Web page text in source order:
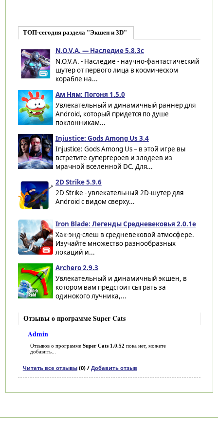
ТОП-сегодня раздела "Экшен и 3D"
N.O.V.A. — Наследие 5.8.3c
N.O.V.A. - Наследие - научно-фантастический
шутер от первого лица в космическом
корабле на...
Ам Ням: Погоня 1.5.0
Увлекательный и динамичный раннер для
Android, который придется по душе
поклонникам...
Injustice: Gods Among Us 3.4
Injustice: Gods Among Us – в этой игре вы
встретите супергероев и злодеев из
мрачной вселенной DC. Для...
2D Strike 5.9.6
2D Strike - увлекательный 2D-шутер для
Android с видом сверху...
Iron Blade: Легенды Средневековья 2.0.1e
Хак-энд-слеш в средневековой атмосфере.
Изучайте множество разнообразных
локаций и...
Archero 2.9.3
Увлекательный и динамичный экшен, в
котором вам предстоит сыграть за
одинокого лучника,...
Отзывы о программе Super Cats
Admin
Отзывов о программе Super Cats 1.0.52 пока нет, можете
добавить...
Читать все отзывы(0) / Добавить отзыв